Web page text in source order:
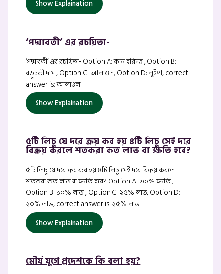
Show Explaination
‘পদ্মাবতী’ এর রচয়িতা-
‘পদ্মাবতী’ এর রচয়িতা- Option A: কান হরিদত্ত , Option B:
বড়ুচন্ডী দাস , Option C: আলাওল, Option D: লুইপা, correct
answer is: আলাওল
Show Explaination
৫টি লিচু যে দরে ক্রয় কর হয় ৪টি লিচু সেই দরে
বিক্রয় করলে শতকরা কত লাভ বা ক্ষতি হবে?
৫টি লিচু যে দরে ক্রয় কর হয় ৪টি লিচু সেই দরে বিক্রয় করলে
শতকরা কত লাভ বা ক্ষতি হবে? Option A: ৩০% ক্ষতি ,
Option B: ১০% লাভ , Option C: ২৫% লাভ, Option D:
২০% লাভ, correct answer is: ২৫% লাভ
Show Explaination
মৌর্য যুগে প্রদেশকে কি বলা হয়?